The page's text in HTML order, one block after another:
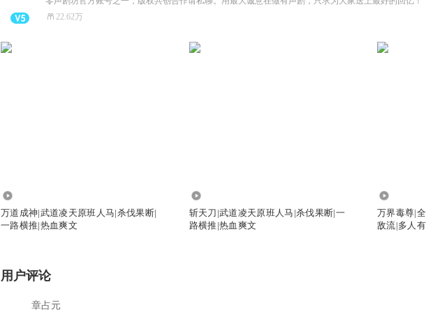
22.62万
万道成神|武道凌天原班人马|杀伐果断|
一路横推|热血爽文
斩天刀|武道凌天原班人马|杀伐果断|一
路横推|热血爽文
万界毒尊|
敌流|多人
用户评论
章占元